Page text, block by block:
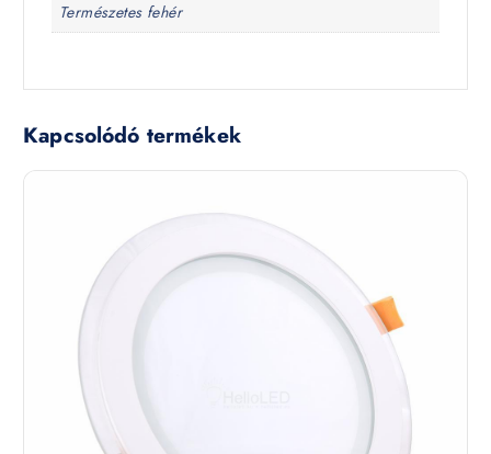
Természetes fehér
Kapcsolódó termékek